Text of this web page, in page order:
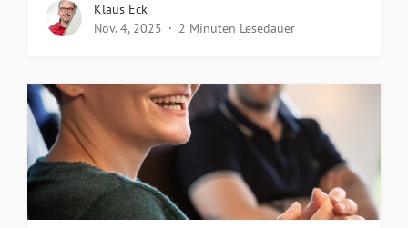
Klaus Eck
Nov. 4, 2025
2 Minuten Lesedauer